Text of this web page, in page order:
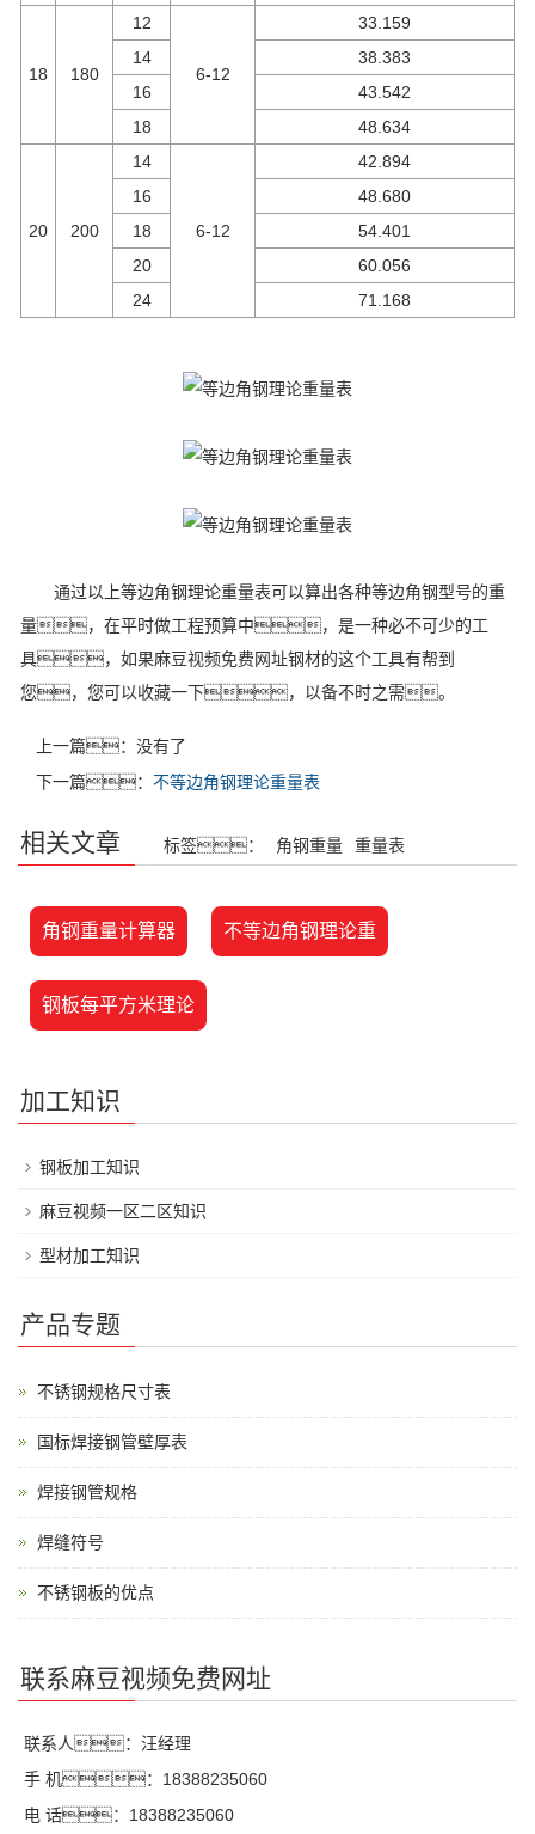
18 180
12
6-12
33.159
14
38.383
16
43.542
18
48.634
20 200
14
6-12
42.894
16
48.680
18
54.401
20
60.056
24
71.168
通过以上等边角钢理论重量表可以算出各种等边角钢型号的重
量，在平时做工程预算中，是一种必不可少的工
具，如果麻豆视频免费网址钢材的这个工具有帮到
您，您可以收藏一下，以备不时之需。
上一篇：没有了
下一篇： 不等边角钢理论重量表
相关文章 标签： 角钢重量 重量表
角钢重量计算器 不等边角钢理论重
钢板每平方米理论
加工知识
钢板加工知识
麻豆视频一区二区知识
型材加工知识
产品专题
不锈钢规格尺寸表
国标焊接钢管壁厚表
焊接钢管规格
焊缝符号
不锈钢板的优点
联系麻豆视频免费网址
联系人：汪经理
手 机：18388235060
电 话：18388235060